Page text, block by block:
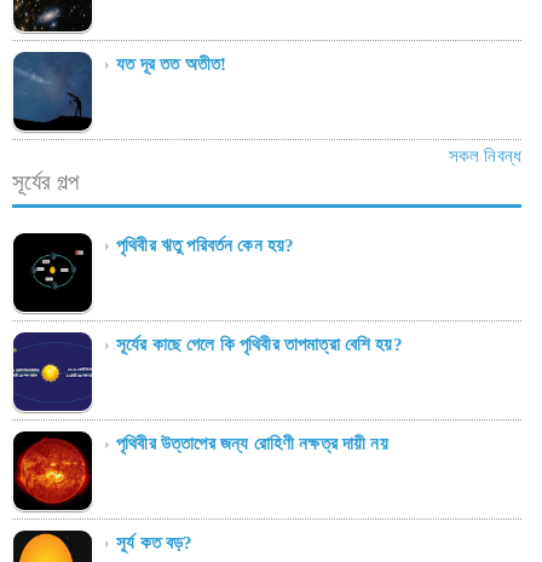
যত দূর তত অতীত!
সকল নিবন্ধ
সূর্যের গল্প
পৃথিবীর ঋতু পরিবর্তন কেন হয়?
সূর্যের কাছে গেলে কি পৃথিবীর তাপমাত্রা বেশি হয়?
পৃথিবীর উত্তাপের জন্য রোহিণী নক্ষত্র দায়ী নয়
সূর্য কত বড়?